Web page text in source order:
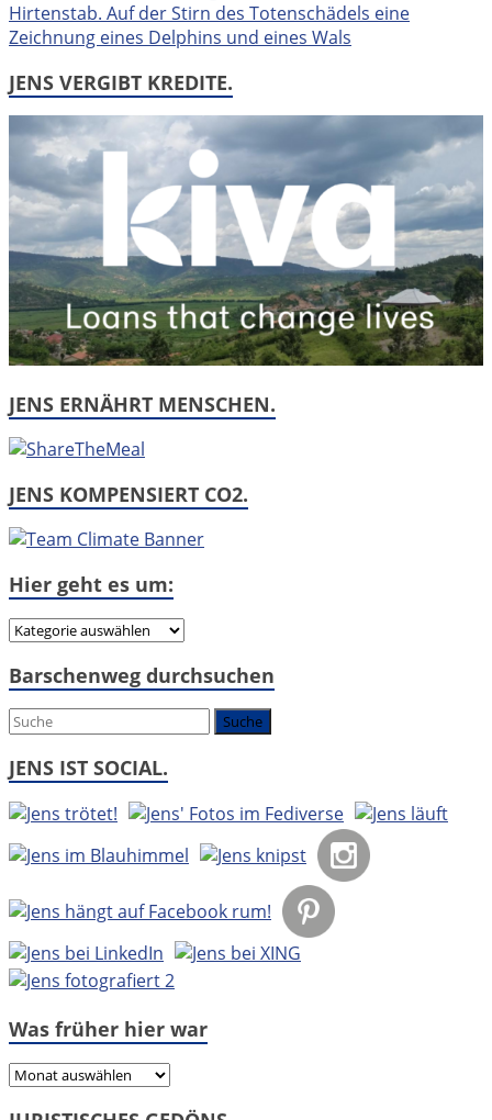
JENS VERGIBT KREDITE.
JENS ERNÄHRT MENSCHEN.
JENS KOMPENSIERT CO2.
Hier geht es um:
Hier
es
Barschenweg durchsuchen
JENS IST SOCIAL.
Was früher hier war
Was